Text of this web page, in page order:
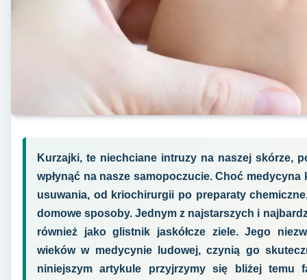
Kurzajki, te niechciane intruzy na naszej skórze,
wpłynąć na nasze samopoczucie. Choć
usuwania, od kriochirurgii po preparaty
domowe sposoby. Jednym z najstarszych i
również jako glistnik jaskółcze ziele. Jego
wieków w medycynie ludowej, czynią go
niniejszym artykule przyjrzymy się bliżej temu